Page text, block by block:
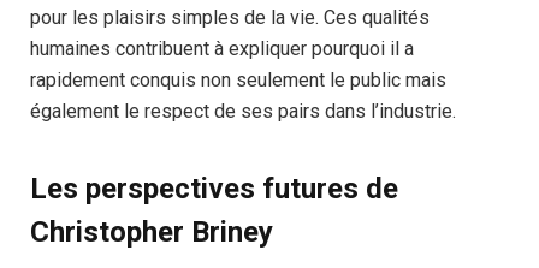
pour les plaisirs simples de la vie. Ces qualités
humaines contribuent à expliquer pourquoi il a
rapidement conquis non seulement le public mais
également le respect de ses pairs dans l’industrie.
Les perspectives futures de
Christopher Briney